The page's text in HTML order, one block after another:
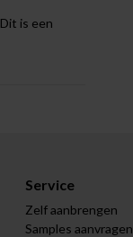
is een
Service
Zelf aanbrengen
Samples aanvragen